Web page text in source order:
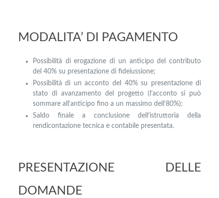
MODALITA’ DI PAGAMENTO
Possibilità di erogazione di un anticipo del contributo
del 40% su presentazione di fideiussione;
Possibilità di un acconto del 40% su presentazione di
stato di avanzamento del progetto (l’acconto si può
sommare all’anticipo fino a un massimo dell’80%);
Saldo finale a conclusione dell’istruttoria della
rendicontazione tecnica e contabile presentata.
PRESENTAZIONE DELLE
DOMANDE